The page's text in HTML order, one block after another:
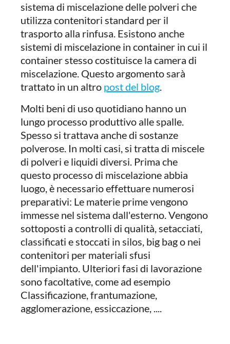
sistema di miscelazione delle polveri che
utilizza contenitori standard per il
trasporto alla rinfusa. Esistono anche
sistemi di miscelazione in container in cui il
container stesso costituisce la camera di
miscelazione. Questo argomento sarà
trattato in un altro post del blog.
Molti beni di uso quotidiano hanno un
lungo processo produttivo alle spalle.
Spesso si trattava anche di sostanze
polverose. In molti casi, si tratta di miscele
di polveri e liquidi diversi. Prima che
questo processo di miscelazione abbia
luogo, è necessario effettuare numerosi
preparativi: Le materie prime vengono
immesse nel sistema dall'esterno. Vengono
sottoposti a controlli di qualità, setacciati,
classificati e stoccati in silos, big bag o nei
contenitori per materiali sfusi
dell'impianto. Ulteriori fasi di lavorazione
sono facoltative, come ad esempio
Classificazione, frantumazione,
agglomerazione, essiccazione, ....